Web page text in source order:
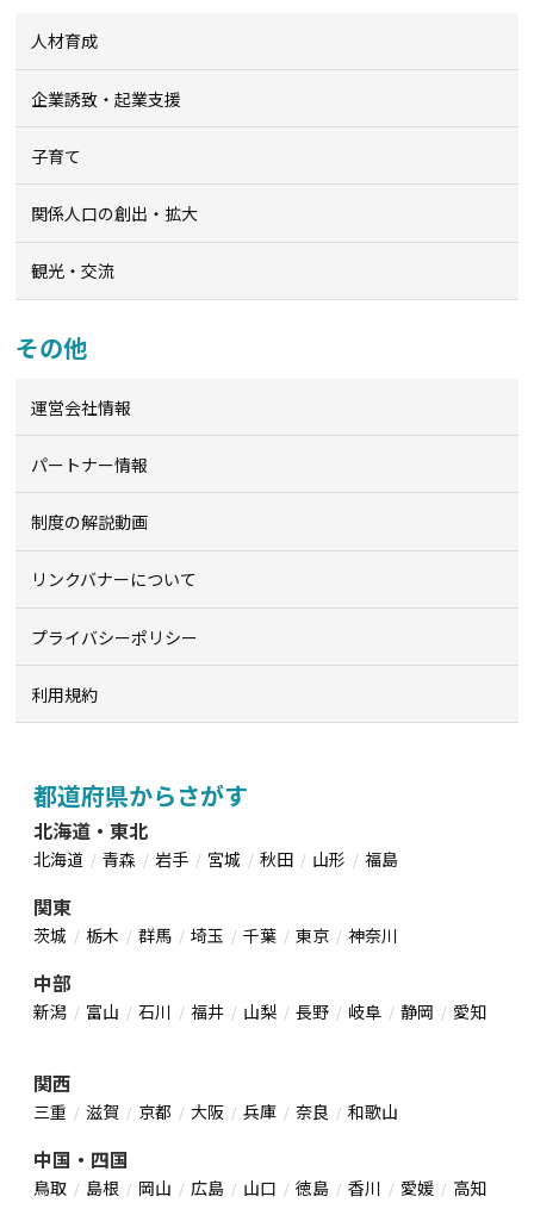
人材育成
企業誘致・起業支援
子育て
関係人口の創出・拡大
観光・交流
その他
運営会社情報
パートナー情報
制度の解説動画
リンクバナーについて
プライバシーポリシー
利用規約
都道府県からさがす
北海道・東北
北海道 青森 岩手 宮城 秋田 山形 福島
関東
茨城 栃木 群馬 埼玉 千葉 東京 神奈川
中部
新潟 富山 石川 福井 山梨 長野 岐阜 静岡 愛知
関西
三重 滋賀 京都 大阪 兵庫 奈良 和歌山
中国・四国
鳥取 島根 岡山 広島 山口 徳島 香川 愛媛 高知